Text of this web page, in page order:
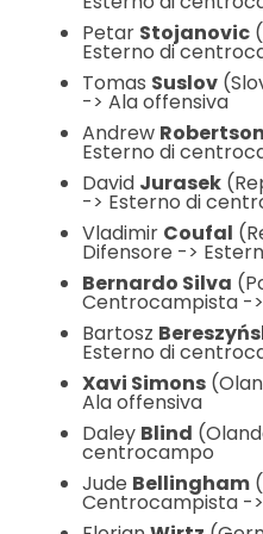
Petar Stojanovic
Esterno di
Tomas Suslov
-> Ala offensiva
Andrew Robertson
Esterno di
David Jurasek
-> Esterno di
Vladimir Coufal
Difensore ->
Bernardo Silva
Centrocampista -
Bartosz
Esterno di
Xavi Simons
Ala offensiva
Daley Blind
centrocampo
Jude Bellingham
Centrocampista -